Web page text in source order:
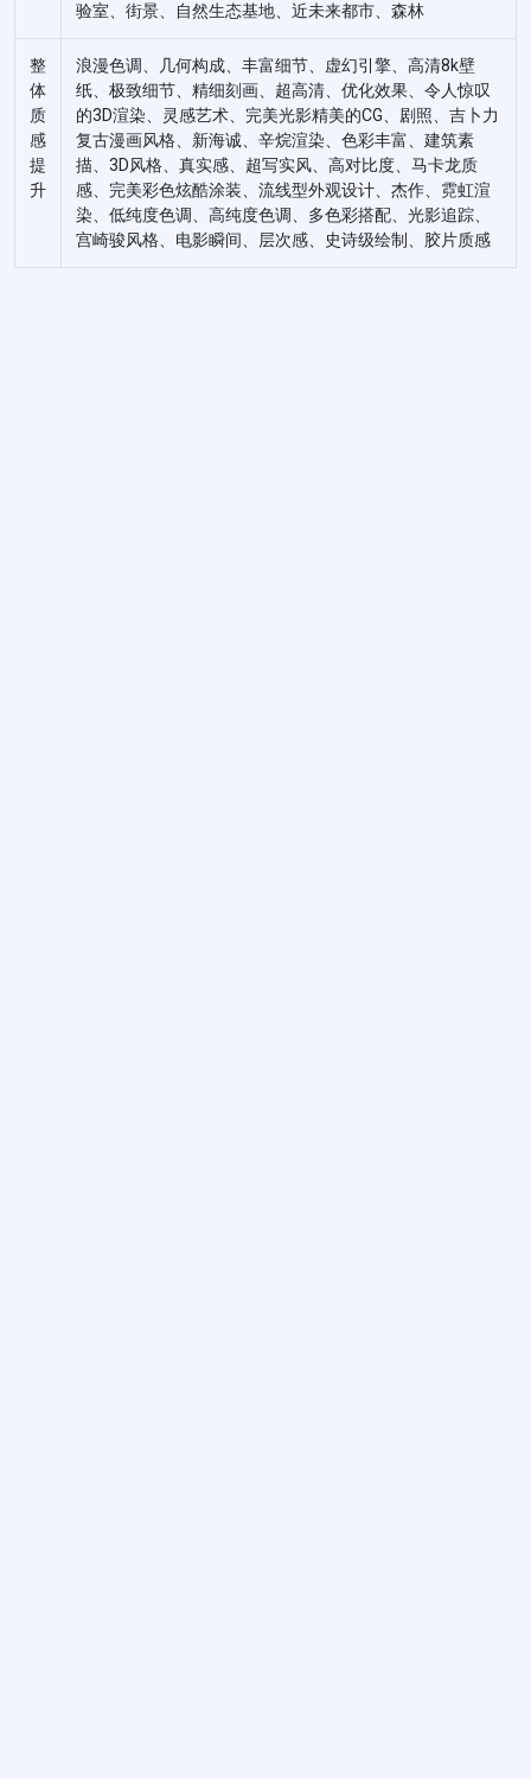
验室、街景、⾃然⽣态基地、近未来都市、森林
整
体
质
感
提
升
浪漫⾊调、⼏何构成、丰富细节、虚幻引擎、⾼清8k壁
纸、极致细节、精细刻画、超⾼清、优化效果、令⼈惊叹
的3D渲染、灵感艺术、完美光影精美的CG、剧照、吉⼘⼒
复古漫画⻛格、新海诚、⾟烷渲染、色彩丰富、建筑素
描、3D风格、真实感、超写实风、高对比度、马卡龙质
感、完美彩色炫酷涂装、流线型外观设计、杰作、霓虹渲
染、低纯度色调、高纯度色调、多色彩搭配、光影追踪、
宫崎骏风格、电影瞬间、层次感、史诗级绘制、胶片质感